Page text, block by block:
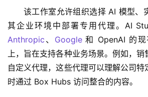
该工作室允许组织选择 AI 模型、
Anthropic 、 Google 和 OpenAI 的现
上，旨在支持各种业务场景。例如，
自定义代理，这些代理可以理解公司特
时通过 Box Hubs 访问整合的内容。